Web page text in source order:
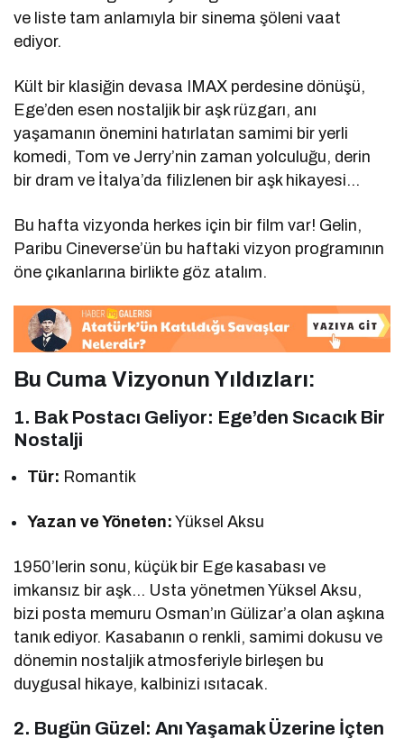
ve liste tam anlamıyla bir sinema şöleni vaat
ediyor.
Kült bir klasiğin devasa IMAX perdesine dönüşü,
Ege’den esen nostaljik bir aşk rüzgarı, anı
yaşamanın önemini hatırlatan samimi bir yerli
komedi, Tom ve Jerry’nin zaman yolculuğu, derin
bir dram ve İtalya’da filizlenen bir aşk hikayesi…
Bu hafta vizyonda herkes için bir film var! Gelin,
Paribu Cineverse’ün bu haftaki vizyon programının
öne çıkanlarına birlikte göz atalım.
Bu Cuma Vizyonun Yıldızları:
1. Bak Postacı Geliyor: Ege’den Sıcacık Bir
Nostalji
Tür: Romantik
Yazan ve Yöneten: Yüksel Aksu
1950’lerin sonu, küçük bir Ege kasabası ve
imkansız bir aşk… Usta yönetmen Yüksel Aksu,
bizi posta memuru Osman’ın Gülizar’a olan aşkına
tanık ediyor. Kasabanın o renkli, samimi dokusu ve
dönemin nostaljik atmosferiyle birleşen bu
duygusal hikaye, kalbinizi ısıtacak.
2. Bugün Güzel: Anı Yaşamak Üzerine İçten